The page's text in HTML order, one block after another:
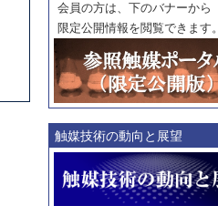
号
触媒年鑑
年度
記事種別
マーク：
マークあり
会員の方は、下のバナーから
限定公開情報を閲覧できます。
触媒技術の動向と展望